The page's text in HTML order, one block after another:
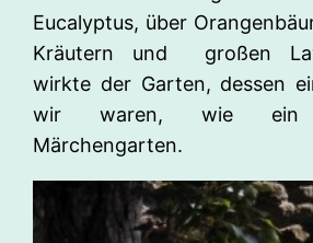
Eucalyptus, über
Kräutern und großen
wirkte der Garten, dessen
wir waren, wie ein
Märchengarten.